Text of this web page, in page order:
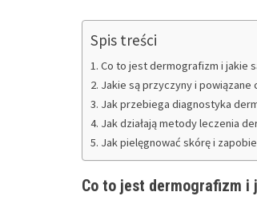
Spis treści
Co to jest dermografizm i jakie
Jakie są przyczyny i
Jak przebiega diagnostyka
Jak działają metody leczenia
Jak pielęgnować skórę i
Co to jest dermografizm i